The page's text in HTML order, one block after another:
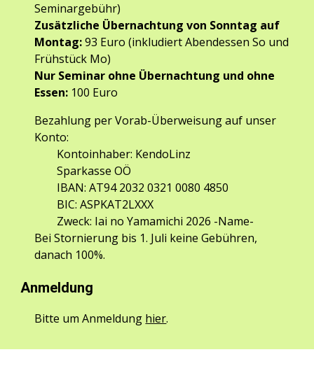
Seminargebühr)
Zusätzliche Übernachtung von Sonntag auf
Montag:93 Euro (inkludiert Abendessen So und
Frühstück Mo)
Nur Seminar ohne Übernachtung und ohne
Essen: 100 Euro
Bezahlung perVorab-Überweisung auf unser
Konto:
Kontoinhaber: KendoLinz
Sparkasse OÖ
IBAN: AT94 2032 0321 0080 4850
BIC: ASPKAT2LXXX
Zweck: Iai no Yamamichi 2026 -Name-
Bei Stornierung bis 1. Juli keine Gebühren,
danach 100%.
Anmeldung
Bitte um Anmeldung hier.